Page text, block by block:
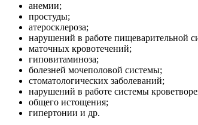
анемии;
простуды;
атеросклероза;
нарушений в работе пищеварительной
маточных кровотечений;
гиповитаминоза;
болезней мочеполовой системы;
стоматологических заболеваний;
нарушений в работе системы
общего истощения;
гипертонии и др.